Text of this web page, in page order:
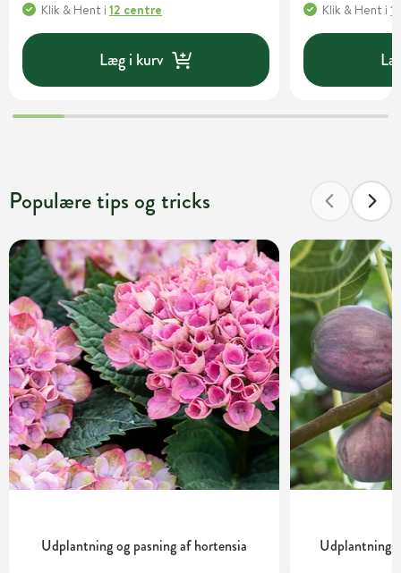
Klik & Hent i 12 centre
Læg i kurv
Klik & Hent i
Populære tips og tricks
Udplantning og pasning af hortensia Udplantning